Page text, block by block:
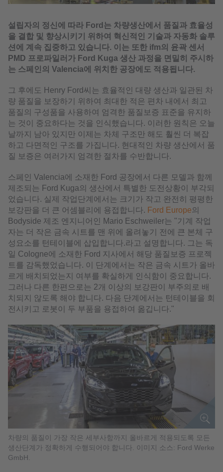
설립자의 정신에 따라 Ford는 차량생산에서 품질과 효율성
을 결합 및 향상시키기 위하여 혁신적인 기술과 자동화 솔루
션에 계속 집중하고 있습니다. 이는 또한 ifm의 윤곽 센서
PMD 프로파일러가 Ford Kuga 생산 과정을 면밀히 주시하
는 스페인의 Valencia에 위치한 공장에도 적용됩니다.
그 후에도 Henry Ford씨는 효율적인 대량 생산과 일관된 차
량 품질을 보장하기 위하여 최대한 적은 편차 내에서 최고
품질의 구성품을 사용하여 엄격한 품질보증 표준을 유지하
는 것이 중요하다는 것을 인식했습니다. 이러한 원칙은 오늘
날까지 남아 있지만 이제는 차체 구조만 해도 훨씬 더 복잡
하고 다면적인 구조를 가집니다. 현대적인 차량 생산에서 품
질 보증은 여러가지 엄격한 절차를 수반합니다.
스페인 Valencia에 소재한 Ford 공장에서 다른 모델과 함께
제조되는 Ford Kuga의 생산에서 특별한 도전상황이 부각되
었습니다. 실제 작업단계에서는 크기가 작고 완전히 평평한
보강판을 더 큰 어셈블리에 용접합니다. Ford Europe의
Bodyside 제조 엔지니어인 Mario Eschweiler는 "기계 작업
자는 더 작은 금속 시트를 맨 위에 올려놓기 전에 큰 본체 구
성요소를 턴테이블에 삽입합니다.라고 설명합니다. 그는 독
일 Cologne에 소재한 Ford 지사에서 해당 품질보증 프로젝
트를 감독했었습니다. 이 단계에서는 작은 금속 시트가 올바
르게 배치되었는지 여부를 확실하게 인식함이 중요합니다.
그러나 다른 한편으로는 2개 이상의 보강판이 부주의로 배
치되지 않도록 해야 합니다. 다음 단계에서는 턴테이블을 회
전시키고 로봇이 두 부품을 용접하여 옮깁니다."
차량의 품질이 가장 작은 세부사항까지 올바르게 적용되도록 모든
생산단계가 정확하게 수행되어야 합니다. 이미지 소스: Ford Werke
GmbH.